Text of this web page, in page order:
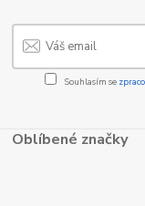
Souhlasím se
Oblíbené značky